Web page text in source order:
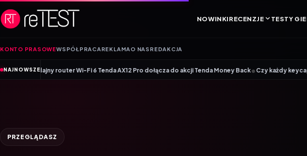
NOWINKIRECENZJE TESTY
KONTO PRASOWEWSPÓŁPRACA REKLAMA O NAS REDAKCJA
NAJNOWSZErouter Wi-Fi 6 Tenda AX12 Pro dołącza do akcji Tenda Money Back•Czy każdy keycap pasuje
PRZEGLĄDASZ